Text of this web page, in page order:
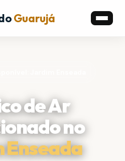
Guarujá
Jardim Enseada
de Ar
no
Enseada